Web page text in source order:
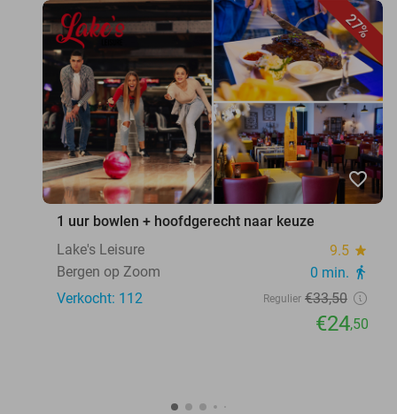
27%
favorite_border
1 uur bowlen + hoofdgerecht naar keuze
Lake's Leisure
9.5 star
Bergen op Zoom 0 min. directions_walk
Verkocht: 112 Regulier €33,50
€24,50